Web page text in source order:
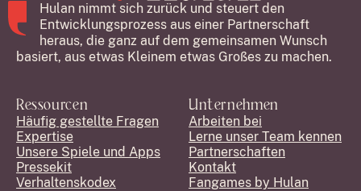
Hulan nimmt sich zurück und steuert den
Entwicklungsprozess aus einer Partnerschaft
heraus, die ganz auf dem gemeinsamen Wunsch
basiert, aus etwas Kleinem etwas Großes zu machen.
Ressourcen
Häufig gestellte Fragen
Expertise
Unsere Spiele und Apps
Pressekit
Verhaltenskodex
Unternehmen
Arbeiten bei
Lerne unser Team kennen
Partnerschaften
Kontakt
Fangames by Hulan